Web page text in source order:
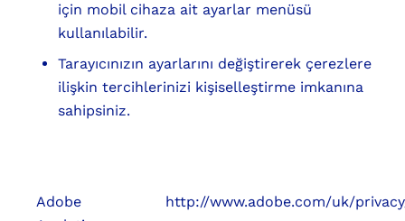
için mobil cihaza ait ayarlar menüsü
kullanılabilir.
Tarayıcınızın ayarlarını değiştirerek çerezlere
ilişkin tercihlerinizi kişiselleştirme imkanına
sahipsiniz.
Adobe
http://www.adobe.com/uk/